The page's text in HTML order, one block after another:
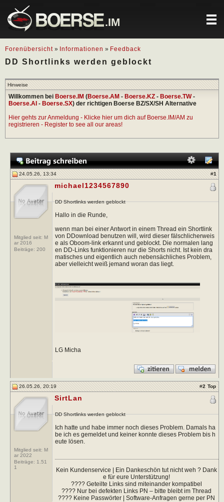
.IM
Forenübersicht » Informationen » Feedback
DD Shortlinks werden geblockt
Hinweise
Willkommen bei Boerse.IM (Boerse.AM - Boerse.KZ - Boerse.TW-
Boerse.AI - Boerse.SX) der richtigen Boerse BZ/SX/SH Alternative
Hier gehts zur Anmeldung - Klicke hier um dich auf Boerse.IM/AM zu
registrieren - Register to see all our areas!
24.05.26, 13:34 #1
Mitglied seit: M
ar 2016
Beiträge: 200
michael1234567890
DD Shortlinks werden geblockt
Hallo in die Runde,
wenn man bei einer Antwort in einem Thread ein Shortlink
von DDownload benutzen will, wird dieser fälschlicherweis
e als Oboom-link erkannt und geblockt. Die normalen lang
en DD-Links funktionieren nur die Shorts nicht. Ist kein dra
matisches und eigentlich auch nebensächliches Problem,
aber vielleicht weiß jemand woran das liegt.
LG Micha
26.05.26, 20:19 #2 Top
Mitglied seit: M
ar 2022
Beiträge: 1.51
1
SirtLan
DD Shortlinks werden geblockt
Ich hatte und habe immer noch dieses Problem. Damals ha
be ich es gemeldet und keiner konnte dieses Problem bis h
eute lösen.
Kein Kundenservice | Ein Dankeschön tut nicht weh ? Dank
e für eure Unterstützung!
???? Geteilte Links sind miteinander kompatibel
???? Nur bei defekten Links PN – bitte bleibt im Thread
???? Keine Passwörter | Software-Anfragen gerne per PN